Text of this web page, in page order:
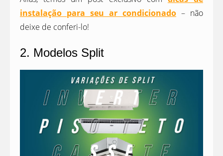
instalação para seu ar condicionado – não
deixe de conferi-lo!
2. Modelos Split